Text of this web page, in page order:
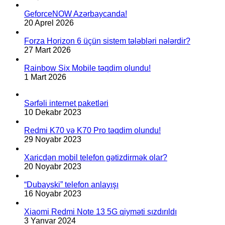
GeforceNOW Azərbaycanda!
20 Aprel 2026
Forza Horizon 6 üçün sistem tələbləri nələrdir?
27 Mart 2026
Rainbow Six Mobile təqdim olundu!
1 Mart 2026
Sərfəli internet paketləri
10 Dekabr 2023
Redmi K70 və K70 Pro təqdim olundu!
29 Noyabr 2023
Xaricdən mobil telefon gətizdirmək olar?
20 Noyabr 2023
“Dubayski” telefon anlayışı
16 Noyabr 2023
Xiaomi Redmi Note 13 5G qiyməti sızdırıldı
3 Yanvar 2024